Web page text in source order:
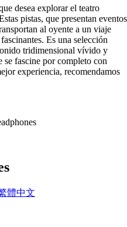
desea explorar el teatro
pistas, que presentan eventos
al oyente a un viaje
Es una selección
tridimensional vívido y
se fascine por completo con
experiencia, recomendamos
體中文